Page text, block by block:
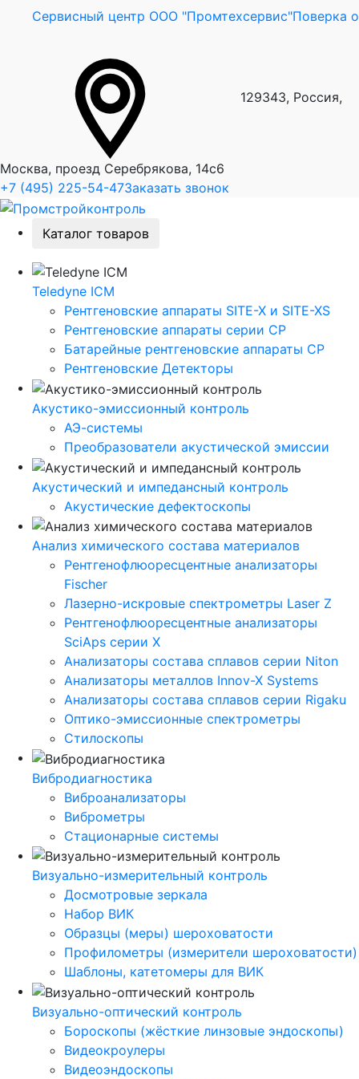
Сервисный центр ООО "Промтехсервис"Поверка
129343, Россия,
Москва, проезд Серебрякова, 14с6
+7 (495) 225-54-47Заказать звонок
Каталог товаров
Teledyne ICM
Рентгеновские аппараты SITE-X и SITE-XS
Рентгеновские аппараты серии CP
Батарейные рентгеновские аппараты CP
Рентгеновские Детекторы
Акустико-эмисcионный контроль
АЭ-системы
Преобразователи акустической эмиссии
Акустический и импедансный контроль
Акустические дефектоскопы
Анализ химического состава материалов
Рентгенофлюоресцентные анализаторы
Fischer
Лазерно-искровые спектрометры Laser Z
Рентгенофлюоресцентные анализаторы
SciAps серии Х
Анализаторы состава сплавов серии Niton
Анализаторы металлов Innov-X Systems
Анализаторы состава сплавов серии Rigaku
Оптико-эмиссионные спектрометры
Стилоскопы
Вибродиагностика
Виброанализаторы
Виброметры
Стационарные системы
Визуально-измерительный контроль
Досмотровые зеркала
Набор ВИК
Образцы (меры) шероховатости
Профилометры (измерители шероховатости)
Шаблоны, катетомеры для ВИК
Визуально-оптический контроль
Бороскопы (жёсткие линзовые эндоскопы)
Видеокроулеры
Видеоэндоскопы